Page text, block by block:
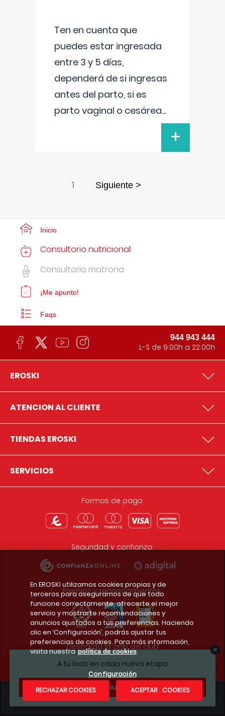
Ten en cuenta que
puedes estar ingresada
entre 3 y 5 días,
dependerá de si ingresas
antes del parto, si es
parto vaginal o cesárea...
+
1 Siguiente >
A tu lado en cada nueva etapa
¿Te apuntas?
Inicio
Consultorio nutricional
Consultorio matrona
¡Me apunto!
Faqs
944 943 444
L-S de 9:00h a 22:00h
EROSKI
ATENCION AL CLIENTE
TIENDAS EROSKI
SERVICIOS
Formas de pago:
Seguridad y confianza:
Premios y reconocimientos:
Descarga la app del club
Condiciones legales
En EROSKI utilizamos cookies propias y de
terceros para asegurarnos de que todo
funcione correctamente, ofrecerte el mejor
servicio y mostrarte recomendaciones y
anuncios ajustados a tus preferencias. Haciendo
clic en ‘Configuración’, podrás ajustar tus
preferencias de cookies. Para más información,
visita nuestra política de cookies
Configuración
RECHAZAR COOKIES
ACEPTAR COOKIES